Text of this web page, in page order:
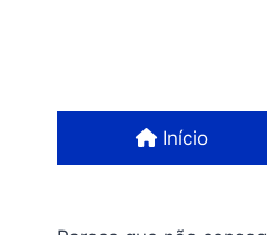
Início